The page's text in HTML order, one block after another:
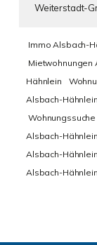
Weiterstadt-
Immo Alsbach-
Mietwohnungen
Hähnlein
Alsbach-Hähnlein
Alsbach-Hähnlein
Alsbach-Hähnlein
Alsbach-Hähnlein